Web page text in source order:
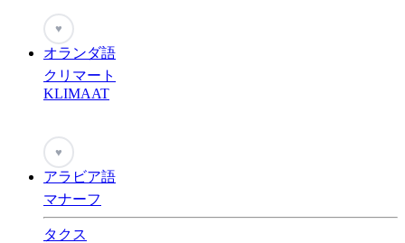
♥
オランダ語
クリマート
KLIMAAT
♥
アラビア語
マナーフ
タクス